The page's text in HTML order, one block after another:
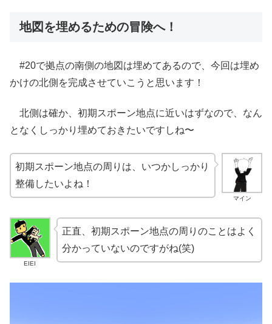
地図を埋めるための冒険へ！
#20で拠点の南側の地図は埋めてあるので、今回は埋め
かけの北側を完成させていこうと思います！
北側は確か、初期スポーン地点に近いはずなので、なん
となくしっかり埋めておきたいですしね〜
マイン
初期スポーン地点の周りは、いつかしっかり
整備したいよね！
EIEI
正直、初期スポーン地点の周りのことはよく
分かっていないのですがね(笑)